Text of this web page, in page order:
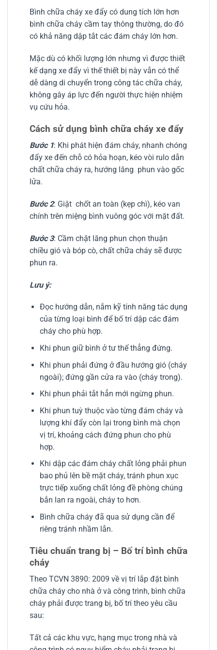
Bình chữa cháy xe đẩy có dung tích lớn hơn
bình chữa cháy cầm tay thông thường, do đó
có khả năng dập tắt các đám cháy lớn hơn.
Mặc dù có khối lượng lớn nhưng vì được thiết
kế dạng xe đẩy vì thế thiết bị này vẫn có thể
dễ dàng di chuyển trong công tác chữa cháy,
không gây áp lực đến người thực hiện nhiệm
vụ cứu hỏa.
Cách sử dụng bình chữa cháy xe đẩy
Bước 1: Khi phát hiện đám cháy, nhanh chóng
đẩy xe đến chỗ có hỏa hoạn, kéo vòi rulo dẫn
chất chữa cháy ra, hướng lăng phun vào gốc
lửa.
Bước 2: Giật chốt an toàn (kẹp chì), kéo van
chính trên miệng bình vuông góc với mặt đất.
Bước 3: Cầm chặt lăng phun chọn thuận
chiều gió và bóp cò, chất chữa cháy sẽ được
phun ra.
Lưu ý:
Đọc hướng dẫn, nắm kỹ tính năng tác dụng
của từng loại bình để bố trí dập các đám
cháy cho phù hợp.
Khi phun giữ bình ở tư thế thẳng đứng.
Khi phun phải đứng ở đầu hướng gió (cháy
ngoài); đứng gần cửa ra vào (cháy trong).
Khi phun phải tắt hẳn mới ngừng phun.
Khi phun tuỳ thuộc vào từng đám cháy và
lượng khí đẩy còn lại trong bình mà chọn
vị trí, khoảng cách đứng phun cho phù
hợp.
Khi dập các đám cháy chất lỏng phải phun
bao phủ lên bề mặt cháy, tránh phun xục
trực tiếp xuống chất lỏng đề phòng chúng
bắn lan ra ngoài, cháy to hơn.
Bình chữa cháy đã qua sử dụng cần để
riêng tránh nhầm lẫn.
Tiêu chuẩn trang bị – Bố trí bình chữa
cháy
Theo TCVN 3890: 2009 về vị trí lắp đặt bình
chữa cháy cho nhà ở và công trình, bình chữa
cháy phải được trang bị, bố trí theo yêu cầu
sau:
Tất cả các khu vực, hạng mục trong nhà và